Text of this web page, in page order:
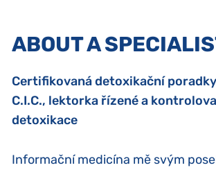
ABOUT A
Certifikovaná detoxikační
C.I.C., lektorka řízené a
detoxikace
Informační medicína mě svým